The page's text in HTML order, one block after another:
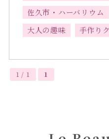
佐久市・ハーバリウム
大人の趣味
手作り
1 / 1 1